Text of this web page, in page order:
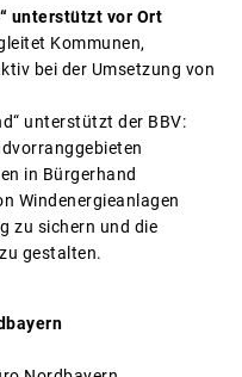
unterstützt vor Ort
Kommunen,
bei der Umsetzung von
unterstützt der BBV:
in Bürgerhand
Windenergieanlagen
zu sichern und die
gestalten.